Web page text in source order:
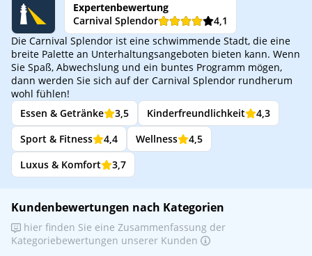
Die Carnival Splendor ist eine schwimmende Stadt, die eine
breite Palette an Unterhaltungsangeboten bieten kann. Wenn
Sie Spaß, Abwechslung und ein buntes Programm mögen,
dann werden Sie sich auf der Carnival Splendor rundherum
wohl fühlen!
Essen & Getränke
3,5 Kinderfreundlichkeit
4,3
Sport & Fitness
4,4 Wellness
4,5
Luxus & Komfort
3,7
Expertenbewertung
Carnival Splendor
4,1
Kundenbewertungen nach Kategorien
hier finden Sie eine Zusammenfassung der
Kategoriebewertungen unserer Kunden